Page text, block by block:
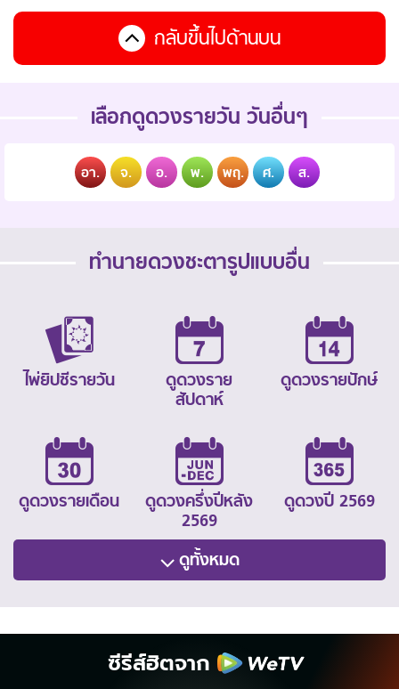
กลับขึ้นไปด้านบน
เลือกดูดวงรายวัน วันอื่นๆ
อา. จ. อ. พ. พฤ. ศ. ส.
ทำนายดวงชะตารูปแบบอื่น
ไพ่ยิปซีรายวัน
ดูดวงราย
สัปดาห์
ดูดวงรายปักษ์
ดูดวงรายเดือน
ดูดวงครึ่งปีหลัง
2569
ดูดวงปี 2569
ดูทั้งหมด
ซีรีส์ฮิตจาก